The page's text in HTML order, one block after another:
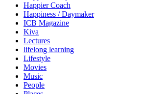
Happier Coach
Happiness / Daymaker
ICB Magazine
Kiva
Lectures
lifelong learning
Lifestyle
Movies
Music
People